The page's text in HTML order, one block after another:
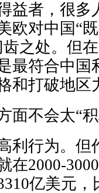
益者，很多
欧对中国“
之处。但
最符合中国
和打破地区
面不会太“
利行为。但
在2000-
亿美元，